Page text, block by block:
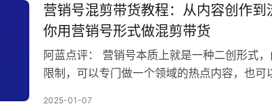
营销号混剪带货教程：从内容创作
你用营销号形式做混剪带货
阿蓝点评： 营销号本质上就是一种二创形式
限制，可以专门做一个领域的热点内容，也可
2025-01-07